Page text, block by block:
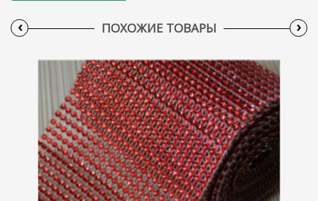
ПОХОЖИЕ ТОВАРЫ
‹ ›